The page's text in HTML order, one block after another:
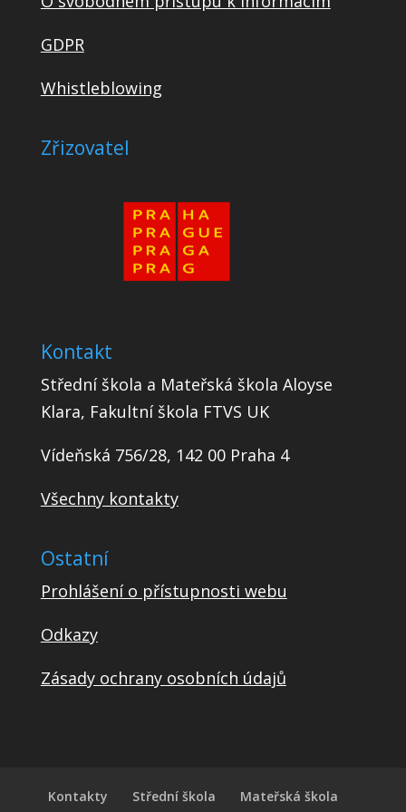
GDPR
Whistleblowing
Zřizovatel
Kontakt
Střední škola a Mateřská škola Aloyse
Klara, Fakultní škola FTVS UK
Vídeňská 756/28, 142 00 Praha 4
Všechny kontakty
Ostatní
Prohlášení o přístupnosti webu
Odkazy
Zásady ochrany osobních údajů
Kontakty Střední škola Mateřská škola